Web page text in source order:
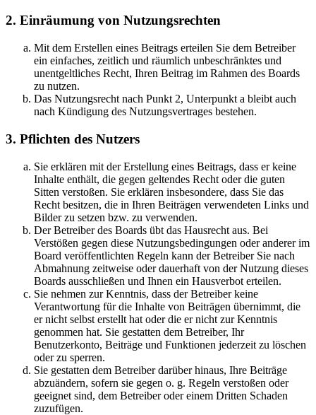
2. Einräumung von Nutzungsrechten
Mit dem Erstellen eines Beitrags erteilen Sie dem Betreiber
ein einfaches, zeitlich und räumlich unbeschränktes und
unentgeltliches Recht, Ihren Beitrag im Rahmen des Boards
zu nutzen.
Das Nutzungsrecht nach Punkt 2, Unterpunkt a bleibt auch
nach Kündigung des Nutzungsvertrages bestehen.
3. Pflichten des Nutzers
Sie erklären mit der Erstellung eines Beitrags, dass er keine
Inhalte enthält, die gegen geltendes Recht oder die guten
Sitten verstoßen. Sie erklären insbesondere, dass Sie das
Recht besitzen, die in Ihren Beiträgen verwendeten Links und
Bilder zu setzen bzw. zu verwenden.
Der Betreiber des Boards übt das Hausrecht aus. Bei
Verstößen gegen diese Nutzungsbedingungen oder anderer im
Board veröffentlichten Regeln kann der Betreiber Sie nach
Abmahnung zeitweise oder dauerhaft von der Nutzung dieses
Boards ausschließen und Ihnen ein Hausverbot erteilen.
Sie nehmen zur Kenntnis, dass der Betreiber keine
Verantwortung für die Inhalte von Beiträgen übernimmt, die
er nicht selbst erstellt hat oder die er nicht zur Kenntnis
genommen hat. Sie gestatten dem Betreiber, Ihr
Benutzerkonto, Beiträge und Funktionen jederzeit zu löschen
oder zu sperren.
Sie gestatten dem Betreiber darüber hinaus, Ihre Beiträge
abzuändern, sofern sie gegen o. g. Regeln verstoßen oder
geeignet sind, dem Betreiber oder einem Dritten Schaden
zuzufügen.